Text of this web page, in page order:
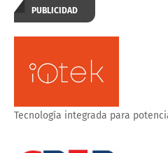
PUBLICIDAD
Tecnología integrada para